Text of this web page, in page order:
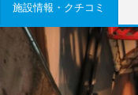
施設情報・クチコミ